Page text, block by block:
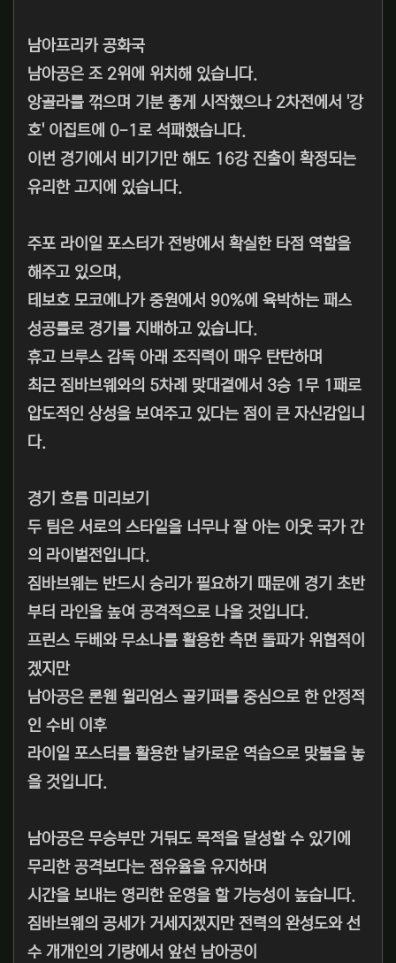
남아프리카 공화국
남아공은 조 2위에 위치해 있습니다.
앙골라를 꺾으며 기분 좋게 시작했으나 2차전에서 '강
호' 이집트에 0-1로 석패했습니다.
이번 경기에서 비기기만 해도 16강 진출이 확정되는
유리한 고지에 있습니다.
주포 라이일 포스터가 전방에서 확실한 타점 역할을
해주고 있으며,
테보호 모코에나가 중원에서 90%에 육박하는 패스
성공률로 경기를 지배하고 있습니다.
휴고 브루스 감독 아래 조직력이 매우 탄탄하며
최근 짐바브웨와의 5차례 맞대결에서 3승 1무 1패로
압도적인 상성을 보여주고 있다는 점이 큰 자신감입니
다.
경기 흐름 미리보기
두 팀은 서로의 스타일을 너무나 잘 아는 이웃 국가 간
의 라이벌전입니다.
짐바브웨는 반드시 승리가 필요하기 때문에 경기 초반
부터 라인을 높여 공격적으로 나올 것입니다.
프린스 두베와 무소나를 활용한 측면 돌파가 위협적이
겠지만
남아공은 론웬 윌리엄스 골키퍼를 중심으로 한 안정적
인 수비 이후
라이일 포스터를 활용한 날카로운 역습으로 맞불을 놓
을 것입니다.
남아공은 무승부만 거둬도 목적을 달성할 수 있기에
무리한 공격보다는 점유율을 유지하며
시간을 보내는 영리한 운영을 할 가능성이 높습니다.
짐바브웨의 공세가 거세지겠지만 전력의 완성도와 선
수 개개인의 기량에서 앞선 남아공이